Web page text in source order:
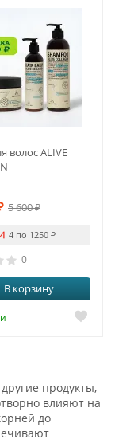
волос ALIVE
5 600₽
4 по 1250 ₽
0
В корзину
продукты,
влияют на
до